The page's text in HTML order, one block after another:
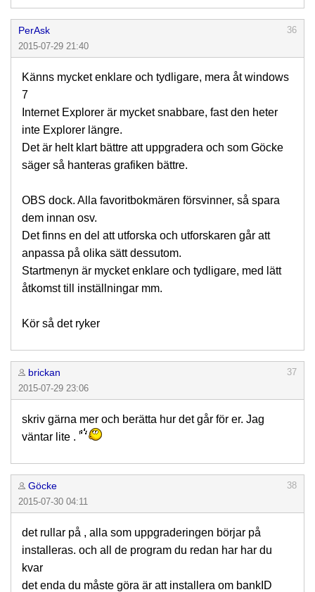
PerAsk
36
2015-07-29 21:40
Känns mycket enklare och tydligare, mera åt windows
7
Internet Explorer är mycket snabbare, fast den heter
inte Explorer längre.
Det är helt klart bättre att uppgradera och som Göcke
säger så hanteras grafiken bättre.
OBS dock. Alla favoritbokmären försvinner, så spara
dem innan osv.
Det finns en del att utforska och utforskaren går att
anpassa på olika sätt dessutom.
Startmenyn är mycket enklare och tydligare, med lätt
åtkomst till inställningar mm.
Kör så det ryker
brickan
37
2015-07-29 23:06
skriv gärna mer och berätta hur det går för er. Jag
väntar lite .
Göcke
38
2015-07-30 04:11
det rullar på , alla som uppgraderingen börjar på
installeras. och all de program du redan har har du
kvar
det enda du måste göra är att installera om bankID